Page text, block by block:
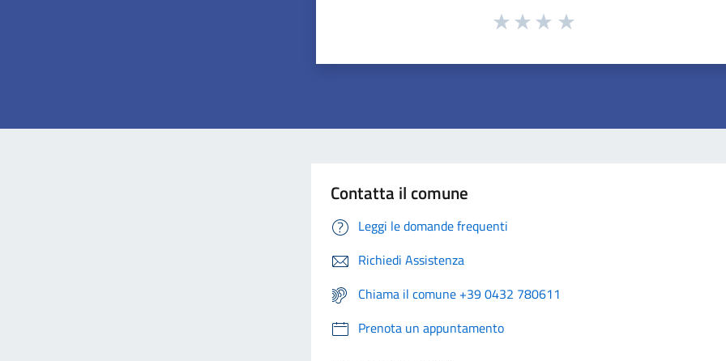
Contatta il comune
Leggi le domande frequenti
Richiedi Assistenza
Chiama il comune +39 0432 780611
Prenota un appuntamento